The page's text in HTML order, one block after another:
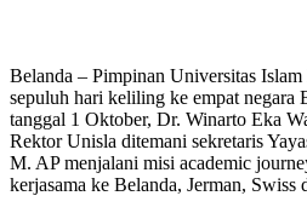
Belanda – Pimpinan Universitas
sepuluh hari keliling ke empat negara
tanggal 1 Oktober, Dr. Winarto Eka
Rektor Unisla ditemani sekretaris
M. AP menjalani misi academic
kerjasama ke Belanda, Jerman, Swiss